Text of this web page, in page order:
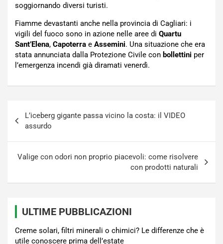
soggiornando diversi turisti.
Fiamme devastanti anche nella provincia di Cagliari: i
vigili del fuoco sono in azione nelle aree di Quartu
Sant’Elena, Capoterra e Assemini. Una situazione che era
stata annunciata dalla Protezione Civile con bollettini per
l’emergenza incendi già diramati venerdì.
articoli
L’iceberg gigante passa vicino la costa: il VIDEO
assurdo
Valige con odori non proprio piacevoli: come risolvere
con prodotti naturali
ULTIME PUBBLICAZIONI
Creme solari, filtri minerali o chimici? Le differenze che è
utile conoscere prima dell’estate